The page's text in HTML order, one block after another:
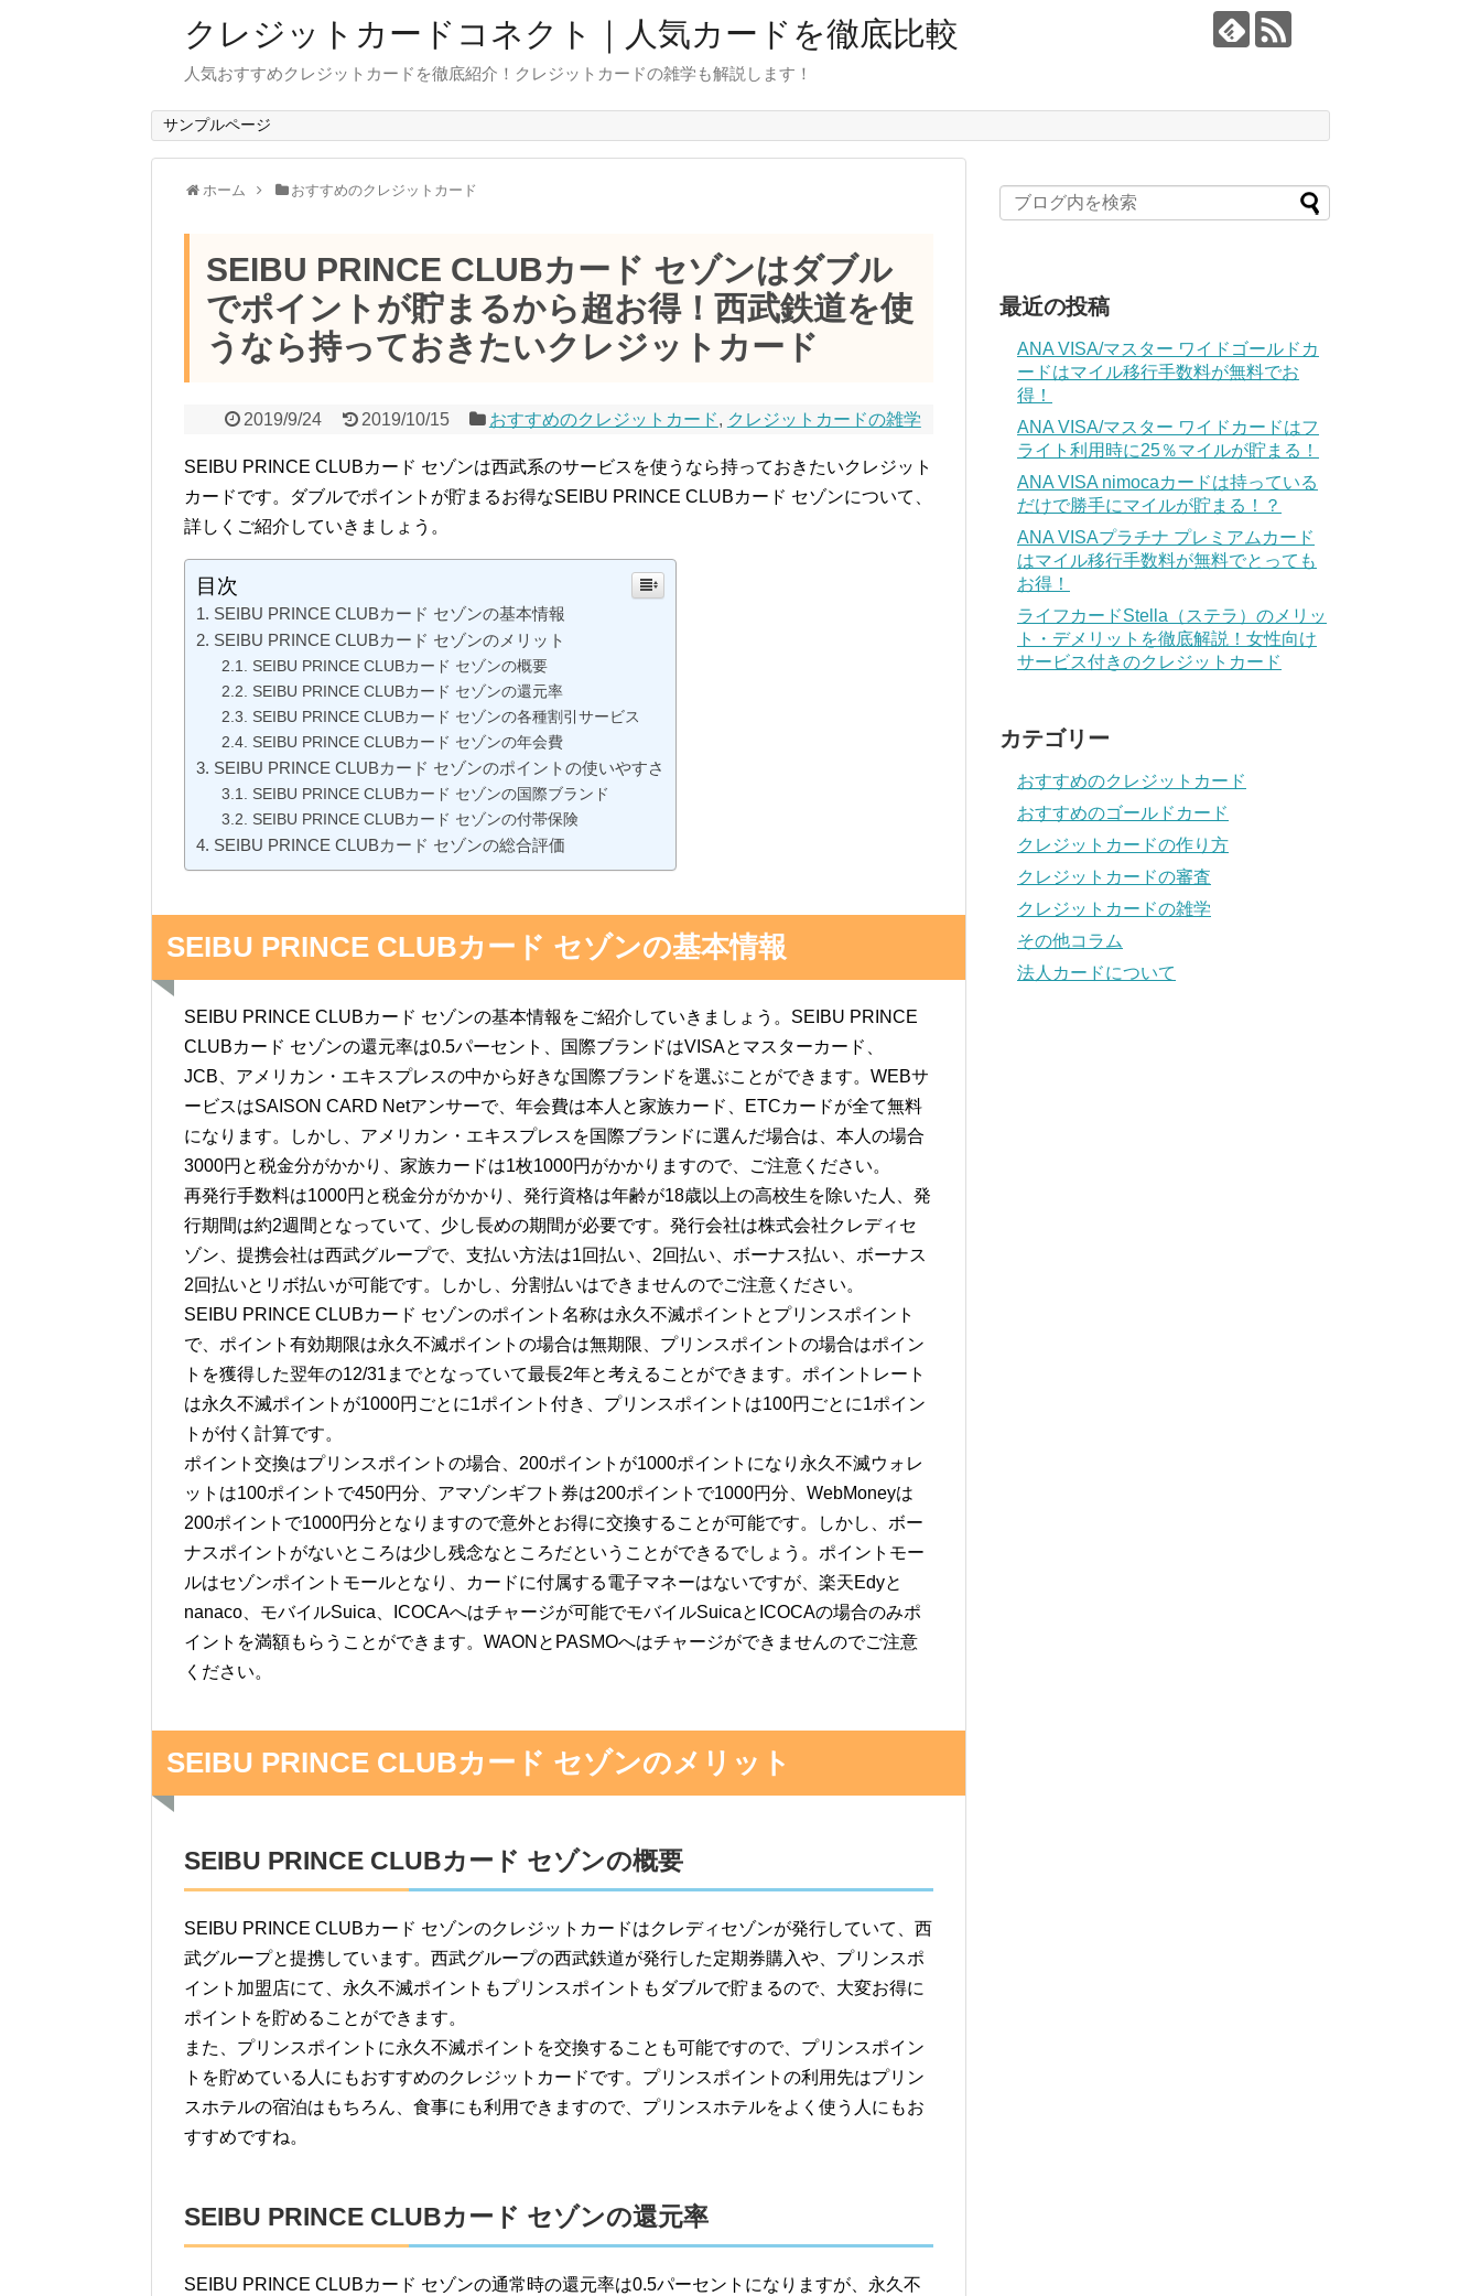
クレジットカードコネクト｜人気カードを徹底比較
人気おすすめクレジットカードを徹底紹介！クレジットカードの雑学も解説します！
サンプルページ
ホーム おすすめのクレジットカード
SEIBU PRINCE CLUBカード セゾンはダブル
でポイントが貯まるから超お得！西武鉄道を使
うなら持っておきたいクレジットカード
2019/9/24 2019/10/15 おすすめのクレジットカード, クレジットカードの雑学
SEIBU PRINCE CLUBカード セゾンは西武系のサービスを使うなら持っておきたいクレジット
カードです。ダブルでポイントが貯まるお得なSEIBU PRINCE CLUBカード セゾンについて、
詳しくご紹介していきましょう。
目次
SEIBU PRINCE CLUBカード セゾンの基本情報
SEIBU PRINCE CLUBカード セゾンのメリット
SEIBU PRINCE CLUBカード セゾンの概要
SEIBU PRINCE CLUBカード セゾンの還元率
SEIBU PRINCE CLUBカード セゾンの各種割引サービス
SEIBU PRINCE CLUBカード セゾンの年会費
SEIBU PRINCE CLUBカード セゾンのポイントの使いやすさ
SEIBU PRINCE CLUBカード セゾンの国際ブランド
SEIBU PRINCE CLUBカード セゾンの付帯保険
SEIBU PRINCE CLUBカード セゾンの総合評価
SEIBU PRINCE CLUBカード セゾンの基本情報
SEIBU PRINCE CLUBカード セゾンの基本情報をご紹介していきましょう。SEIBU PRINCE
CLUBカード セゾンの還元率は0.5パーセント、国際ブランドはVISAとマスターカード、
JCB、アメリカン・エキスプレスの中から好きな国際ブランドを選ぶことができます。WEBサ
ービスはSAISON CARD Netアンサーで、年会費は本人と家族カード、ETCカードが全て無料
になります。しかし、アメリカン・エキスプレスを国際ブランドに選んだ場合は、本人の場合
3000円と税金分がかかり、家族カードは1枚1000円がかかりますので、ご注意ください。
再発行手数料は1000円と税金分がかかり、発行資格は年齢が18歳以上の高校生を除いた人、発
行期間は約2週間となっていて、少し長めの期間が必要です。発行会社は株式会社クレディセ
ゾン、提携会社は西武グループで、支払い方法は1回払い、2回払い、ボーナス払い、ボーナス
2回払いとリボ払いが可能です。しかし、分割払いはできませんのでご注意ください。
SEIBU PRINCE CLUBカード セゾンのポイント名称は永久不滅ポイントとプリンスポイント
で、ポイント有効期限は永久不滅ポイントの場合は無期限、プリンスポイントの場合はポイン
トを獲得した翌年の12/31までとなっていて最長2年と考えることができます。ポイントレート
は永久不滅ポイントが1000円ごとに1ポイント付き、プリンスポイントは100円ごとに1ポイン
トが付く計算です。
ポイント交換はプリンスポイントの場合、200ポイントが1000ポイントになり永久不滅ウォレ
ットは100ポイントで450円分、アマゾンギフト券は200ポイントで1000円分、WebMoneyは
200ポイントで1000円分となりますので意外とお得に交換することが可能です。しかし、ボー
ナスポイントがないところは少し残念なところだということができるでしょう。ポイントモー
ルはセゾンポイントモールとなり、カードに付属する電子マネーはないですが、楽天Edyと
nanaco、モバイルSuica、ICOCAへはチャージが可能でモバイルSuicaとICOCAの場合のみポ
イントを満額もらうことができます。WAONとPASMOへはチャージができませんのでご注意
ください。
SEIBU PRINCE CLUBカード セゾンのメリット
SEIBU PRINCE CLUBカード セゾンの概要
SEIBU PRINCE CLUBカード セゾンのクレジットカードはクレディセゾンが発行していて、西
武グループと提携しています。西武グループの西武鉄道が発行した定期券購入や、プリンスポ
イント加盟店にて、永久不滅ポイントもプリンスポイントもダブルで貯まるので、大変お得に
ポイントを貯めることができます。
また、プリンスポイントに永久不滅ポイントを交換することも可能ですので、プリンスポイン
トを貯めている人にもおすすめのクレジットカードです。プリンスポイントの利用先はプリン
スホテルの宿泊はもちろん、食事にも利用できますので、プリンスホテルをよく使う人にもお
すすめですね。
SEIBU PRINCE CLUBカード セゾンの還元率
SEIBU PRINCE CLUBカード セゾンの通常時の還元率は0.5パーセントになりますが、永久不
最近の投稿
ANA VISA/マスター ワイドゴールドカ
ードはマイル移行手数料が無料でお
得！
ANA VISA/マスター ワイドカードはフ
ライト利用時に25％マイルが貯まる！
ANA VISA nimocaカードは持っている
だけで勝手にマイルが貯まる！？
ANA VISAプラチナ プレミアムカード
はマイル移行手数料が無料でとっても
お得！
ライフカードStella（ステラ）のメリッ
ト・デメリットを徹底解説！女性向け
サービス付きのクレジットカード
カテゴリー
おすすめのクレジットカード
おすすめのゴールドカード
クレジットカードの作り方
クレジットカードの審査
クレジットカードの雑学
その他コラム
法人カードについて